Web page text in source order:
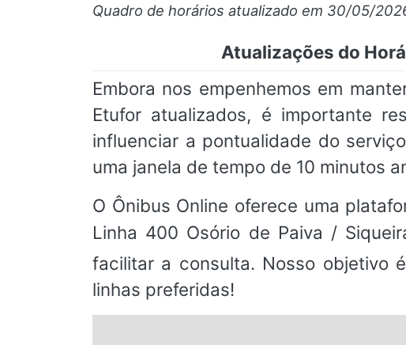
Quadro de horários atualizado em 30/05/
Atualizações do
Embora nos empenhemos em
Etufor atualizados, é importante
influenciar a pontualidade do
uma janela de tempo de 10 minutos
O Ônibus Online oferece uma
Linha 400 Osório de Paiva /
facilitar a consulta. Nosso objetivo
linhas preferidas!